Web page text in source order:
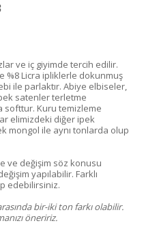
ve iç giyimde tercih edilir.
%8 Licra ipliklerle dokunmuş
ile parlaktır. Abiye elbiseler,
satenler terletme
softtur. Kuru temizleme
elimizdeki diğer ipek
mongol ile aynı tonlarda olup
ve değişim söz konusu
yapılabilir. Farklı
edebilirsiniz.
bir-iki ton farkı olabilir.
öneririz.